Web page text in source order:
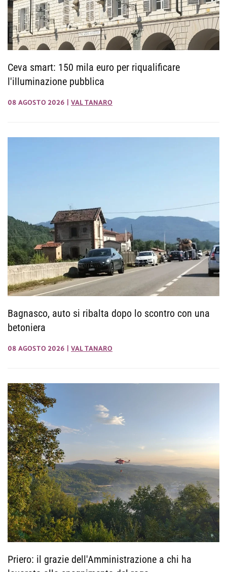
Ceva smart: 150 mila euro per riqualificare
l'illuminazione pubblica
08 AGOSTO 2026 VAL TANARO
Bagnasco, auto si ribalta dopo lo scontro con una
betoniera
08 AGOSTO 2026 VAL TANARO
Priero: il grazie dell'Amministrazione a chi ha